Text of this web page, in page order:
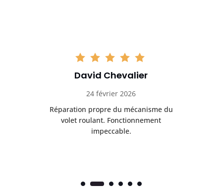
David Chevalier
24 février 2026
Réparation propre du mécanisme du
volet roulant. Fonctionnement
impeccable.